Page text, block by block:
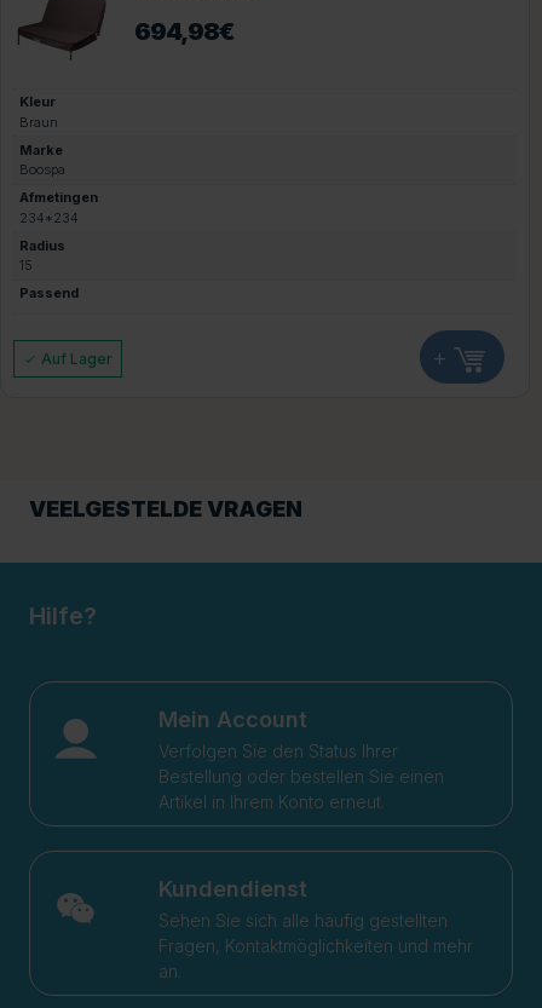
694,98€
Kleur
Braun
Marke
Boospa
Afmetingen
234*234
Radius
15
Passend
Auf Lager +
VEELGESTELDE VRAGEN
Hilfe?
Mein Account
Verfolgen Sie den Status Ihrer
Bestellung oder bestellen Sie einen
Artikel in Ihrem Konto erneut.
Kundendienst
Sehen Sie sich alle häufig gestellten
Fragen, Kontaktmöglichkeiten und mehr
an.